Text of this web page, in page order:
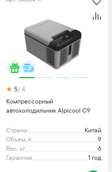
5/ 4
Компрессорный
автохолодильник Alpicool C9
Страна
Китай
Объем, л
9
Вес, кг
6
Гарантия
1 год